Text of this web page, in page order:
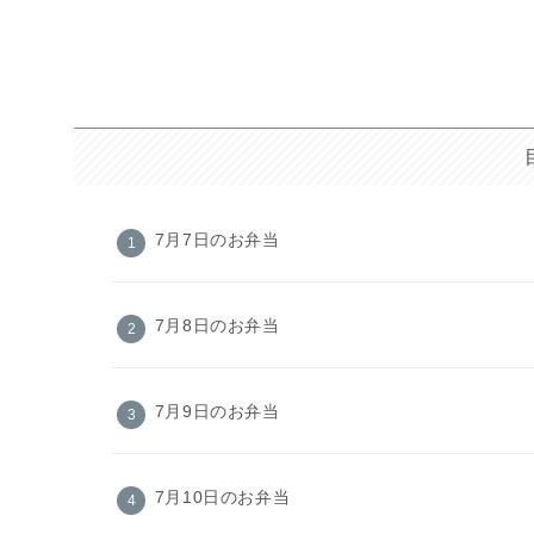
7月7日のお弁当
7月8日のお弁当
7月9日のお弁当
7月10日のお弁当